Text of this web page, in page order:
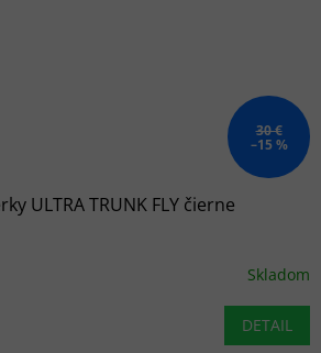
30 €
–15 %
ULTRA TRUNK FLY čierne
Skladom
DETAIL